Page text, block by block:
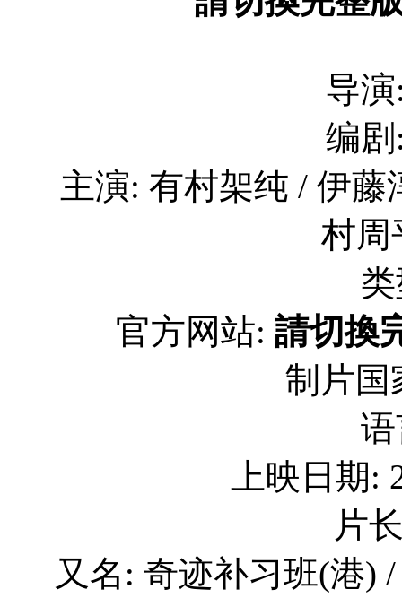
导
编
主演: 有村架纯 / 伊
村周
官方网站: 請切換
制片国
上映日期:
片
又名: 奇迹补习班(港)